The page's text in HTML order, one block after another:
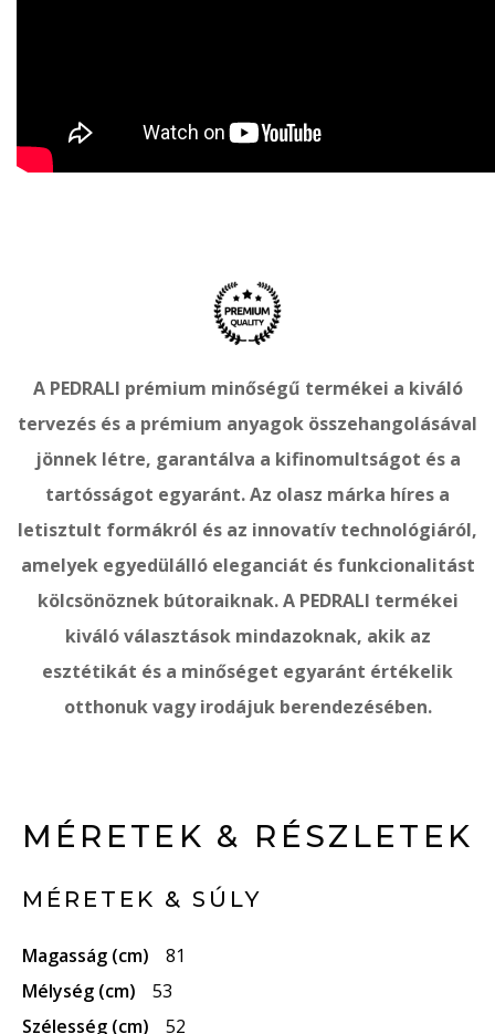
A PEDRALI prémium minőségű termékei a kiváló
tervezés és a prémium anyagok összehangolásával
jönnek létre, garantálva a kifinomultságot és a
tartósságot egyaránt. Az olasz márka híres a
letisztult formákról és az innovatív technológiáról,
amelyek egyedülálló eleganciát és funkcionalitást
kölcsönöznek bútoraiknak. A PEDRALI termékei
kiváló választások mindazoknak, akik az
esztétikát és a minőséget egyaránt értékelik
otthonuk vagy irodájuk berendezésében.
MÉRETEK & RÉSZLETEK
MÉRETEK & SÚLY
Magasság (cm)
81
Mélység (cm)
53
Szélesség (cm)
52